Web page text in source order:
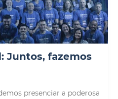
Juntos, fazemos
presenciar a poderosa